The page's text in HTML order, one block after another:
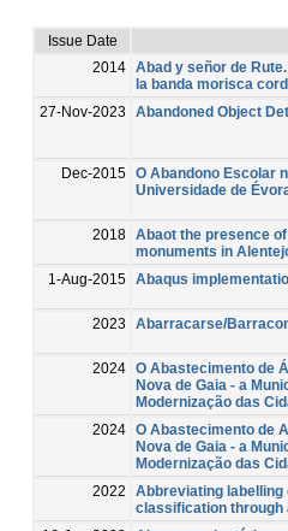
Issue Date
2014 Abad y señor de
la banda morisca
27-Nov-2023
Abandoned Object
Dec-2015 O Abandono Escolar
Universidade de
2018 Abaot the presence
monuments in
1-Aug-2015 Abaqus
2023 Abarracarse/
2024 O Abastecimento de
Nova de Gaia - a
Modernização das
2024 O Abastecimento de
Nova de Gaia - a
Modernização das
2022
Abbreviating
classification through